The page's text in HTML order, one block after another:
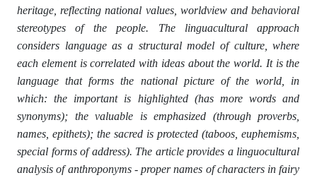
heritage, reflecting national values, worldview and behavioral
stereotypes of the people. The linguacultural approach
considers language as a structural model of culture, where
each element is correlated with ideas about the world. It is the
language that forms the national picture of the world, in
which: the important is highlighted (has more words and
synonyms); the valuable is emphasized (through proverbs,
names, epithets); the sacred is protected (taboos, euphemisms,
special forms of address). The article provides a linguocultural
analysis of anthroponyms - proper names of characters in fairy